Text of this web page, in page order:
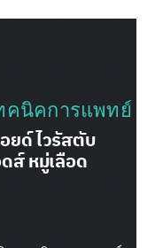
คนิคการแพทย์
ยด์ ไวรัสตับ
ส์ หมู่เลือด